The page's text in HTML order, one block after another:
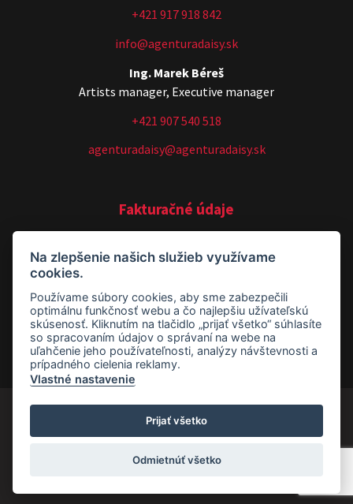
+421 917 918 842
info@agenturadaisy.sk
Ing. Marek Béreš
Artists manager, Executive manager
+421 907 540 518
agenturadaisy@agenturadaisy.sk
Fakturačné údaje
AGENTÚRA DAISY, s. r. o.
040 01 Košice
IČO: 36581089
IČ DPH: SK202 18 44 231
Všeobecné vyhlásenie
Na zlepšenie našich služieb využívame
cookies.
Používame súbory cookies, aby sme zabezpečili
optimálnu funkčnosť webu a čo najlepšiu užívateľskú
skúsenosť. Kliknutím na tlačidlo „prijať všetko“ súhlasíte
so spracovaním údajov o správaní na webe na
uľahčenie jeho používateľnosti, analýzy návštevnosti a
prípadného cielenia reklamy.
Vlastné nastavenie
Prijať všetko
Odmietnúť všetko